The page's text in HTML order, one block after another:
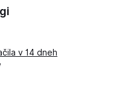
v 14 dneh